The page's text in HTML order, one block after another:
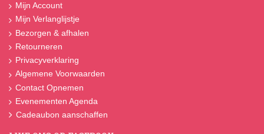
Mijn Account
Mijn Verlanglijstje
Bezorgen & afhalen
Retourneren
Privacyverklaring
Algemene Voorwaarden
Contact Opnemen
Evenementen Agenda
Cadeaubon aanschaffen